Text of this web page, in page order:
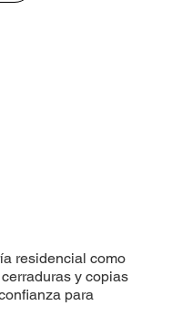
residencial como
y copias
para